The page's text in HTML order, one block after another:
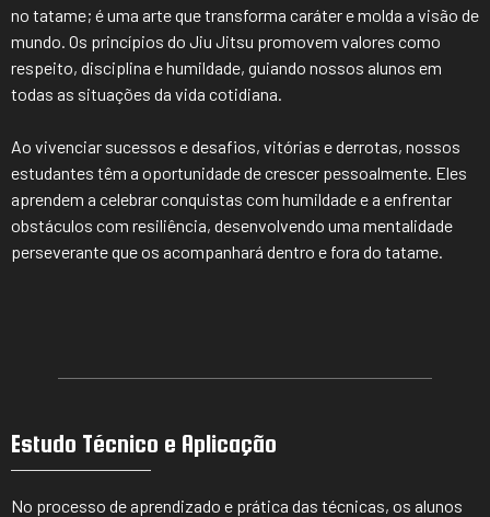
no tatame; é uma arte que transforma caráter e molda a visão de
mundo. Os princípios do Jiu Jitsu promovem valores como
respeito, disciplina e humildade, guiando nossos alunos em
todas as situações da vida cotidiana.
Ao vivenciar sucessos e desafios, vitórias e derrotas, nossos
estudantes têm a oportunidade de crescer pessoalmente. Eles
aprendem a celebrar conquistas com humildade e a enfrentar
obstáculos com resiliência, desenvolvendo uma mentalidade
perseverante que os acompanhará dentro e fora do tatame.
Estudo Técnico e Aplicação
No processo de aprendizado e prática das técnicas, os alunos